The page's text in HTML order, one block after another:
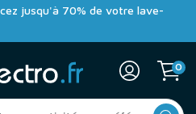
jusqu'à 70% de votre lave-
0